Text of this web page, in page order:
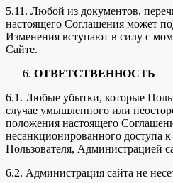
5.11. Любой из документов,
настоящего Соглашения может
Изменения вступают в силу с
Сайте.
ОТВЕТСТВЕННОСТЬ
6.1. Любые убытки, которые
случае умышленного или
положения настоящего
несанкционированного доступа
Пользователя, Администрацией
6.2. Администрация сайта не